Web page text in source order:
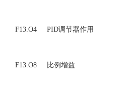
F13.O4 PID调节器作用
F13.O8 比例增益